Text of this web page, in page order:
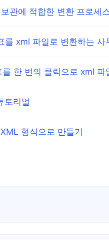
관에 적합한 변환 프로세
xml 파일로 변환하는 사
한 번의 클릭으로 xml 파
토리얼
형식으로 만들기